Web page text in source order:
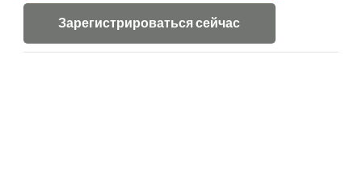
Зарегистрироваться сейчас